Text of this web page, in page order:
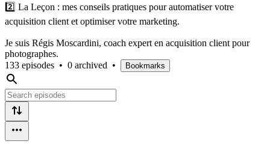
2️⃣ La Leçon : mes conseils pratiques pour automatiser votre
acquisition client et optimiser votre marketing.
Je suis Régis Moscardini, coach expert en acquisition client pour
photographes.
133 episodes • 0 archived • Bookmarks